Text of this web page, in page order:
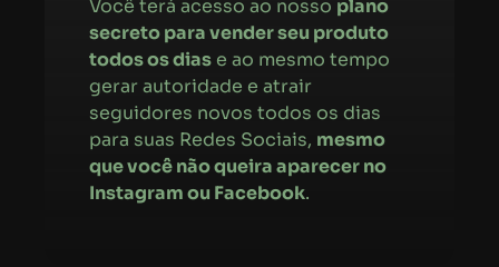
Você terá acesso ao nosso plano
secreto para vender seu produto
todos os dias e ao mesmo tempo
gerar autoridade e atrair
seguidores novos todos os dias
para suas Redes Sociais, mesmo
que você não queira aparecer no
Instagram ou Facebook.